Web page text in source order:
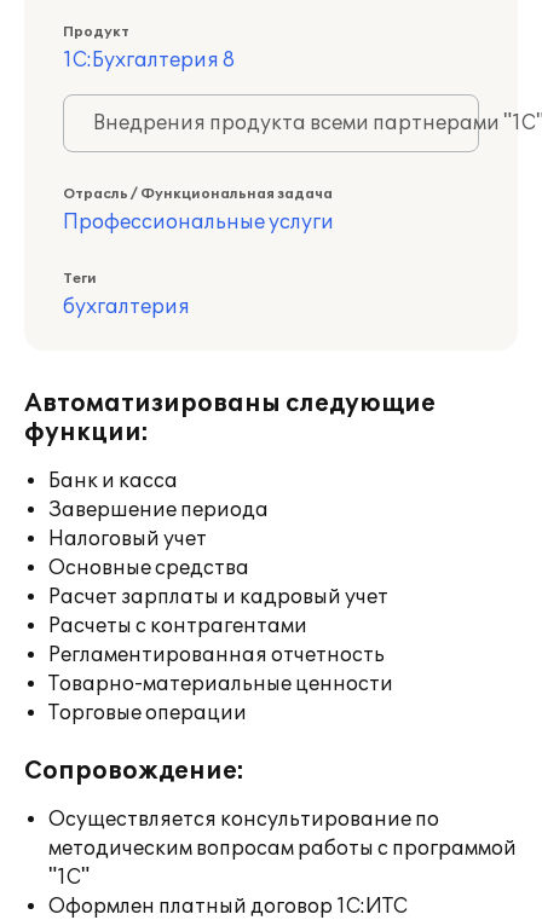
Продукт
1С:Бухгалтерия 8
Внедрения продукта всеми партнерами
Отрасль / Функциональная задача
Профессиональные услуги
Теги
бухгалтерия
Автоматизированы следующие
функции:
Банк и касса
Завершение периода
Налоговый учет
Основные средства
Расчет зарплаты и кадровый учет
Расчеты с контрагентами
Регламентированная отчетность
Товарно-материальные ценности
Торговые операции
Сопровождение:
Осуществляется консультирование по
методическим вопросам работы с программой
"1С"
Оформлен платный договор 1С:ИТС